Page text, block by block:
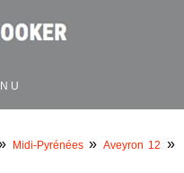
Midi-Pyrénées» Aveyron 12 »